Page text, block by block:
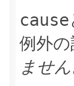
cause
例外
ません